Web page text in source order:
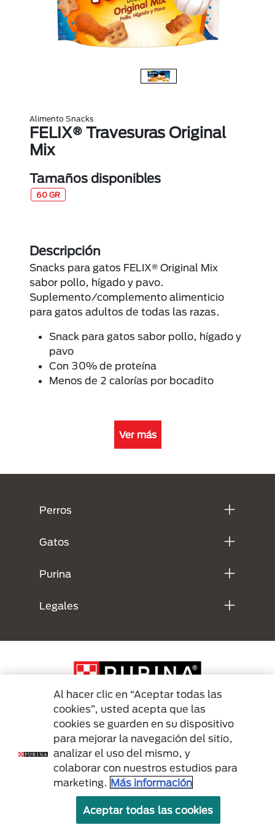
Alimento Snacks
FELIX® Travesuras Original
Mix
Tamaños disponibles
60 GR
Descripción
Snacks para gatos FELIX® Original Mix
sabor pollo, hígado y pavo.
Suplemento/complemento alimenticio
para gatos adultos de todas las razas.
Snack para gatos sabor pollo, hígado y
pavo
Con 30% de proteína
Menos de 2 calorías por bocadito
Ver más
Perros
Gatos
Purina
Legales
Menu Footer Secundario Purina
All Nestlé Purina trademarks owned by Société des Produits Nestlé S.A.,
Vevey, Switzerland or are used with permission.
Términos y condiciones Politicas de privacidad
Al hacer clic en “Aceptar todas las
cookies”, usted acepta que las
cookies se guarden en su dispositivo
para mejorar la navegación del sitio,
analizar el uso del mismo, y
colaborar con nuestros estudios para
marketing. Más información
Aceptar todas las cookies